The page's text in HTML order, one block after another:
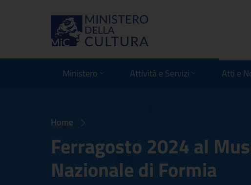
Ministero Attività e Servizi Atti e
Home
Ferragosto 2024 al
Nazionale di Formia